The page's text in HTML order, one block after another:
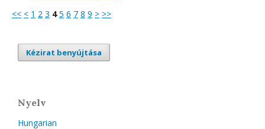
<< < 1 2 3 4 5 6 7 8 9 > >>
Kézirat benyújtása
Nyelv
Hungarian